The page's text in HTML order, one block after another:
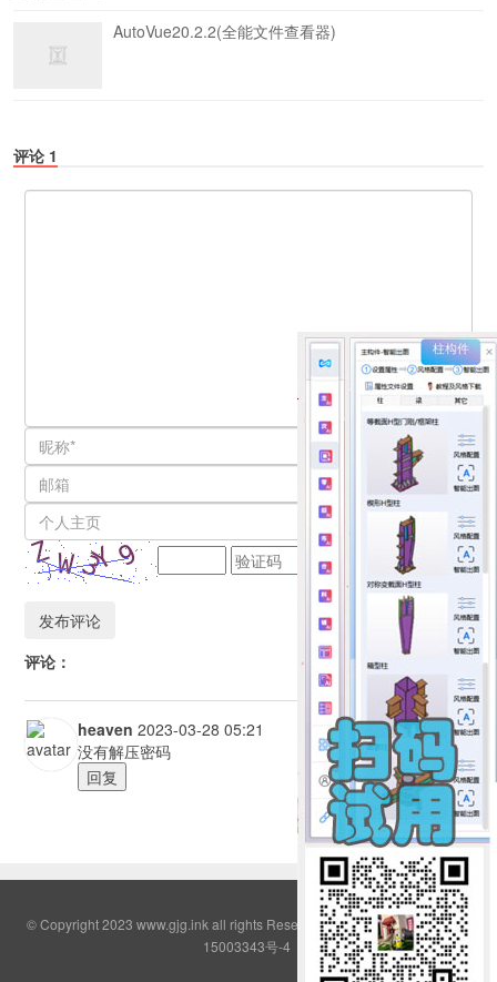
AutoVue20.2.2(全能文件查看器)
评论 1
评论：
heaven 2023-03-28 05:21
没有解压密码
回复
© Copyright 2023 www.gjg.ink all rights Reserved QQ群:2308380鄂ICP备
15003343号-4